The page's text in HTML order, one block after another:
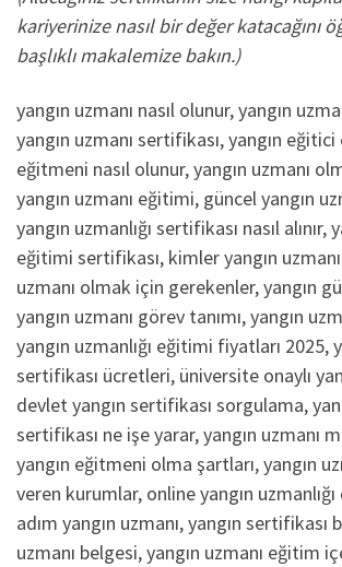
kariyerinize nasıl bir değer katacağını
başlıklı makalemize bakın.)
yangın uzmanı nasıl olunur, yangın
yangın uzmanı sertifikası, yangın
eğitmeni nasıl olunur, yangın uzmanı
yangın uzmanı eğitimi, güncel yangın
yangın uzmanlığı sertifikası nasıl alınır,
eğitimi sertifikası, kimler yangın
uzmanı olmak için gerekenler, yangın
yangın uzmanı görev tanımı, yangın
yangın uzmanlığı eğitimi fiyatları 2025,
sertifikası ücretleri, üniversite onaylı
devlet yangın sertifikası sorgulama,
sertifikası ne işe yarar, yangın uzmanı
yangın eğitmeni olma şartları, yangın
veren kurumlar, online yangın
adım yangın uzmanı, yangın sertifikası
uzmanı belgesi, yangın uzmanı eğitim